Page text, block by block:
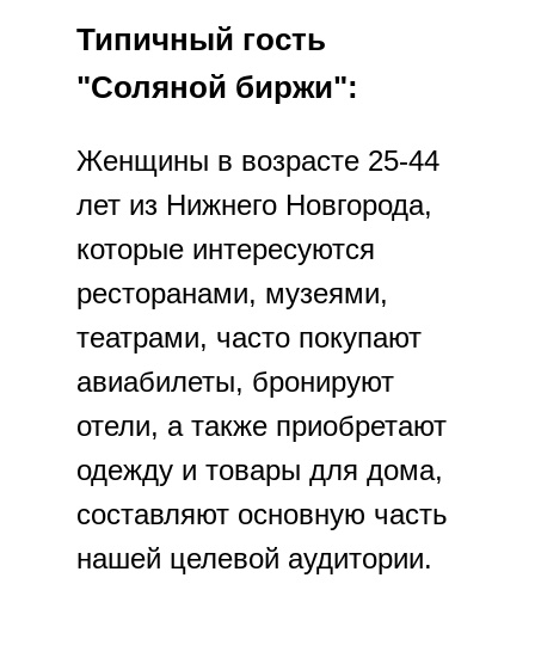
Женщины в возрасте 25-44
лет из Нижнего Новгорода,
которые интересуются
ресторанами, музеями,
театрами, часто покупают
авиабилеты, бронируют
отели, а также приобретают
одежду и товары для дома,
составляют основную часть
нашей целевой аудитории.
Типичный гость
"Соляной биржи":